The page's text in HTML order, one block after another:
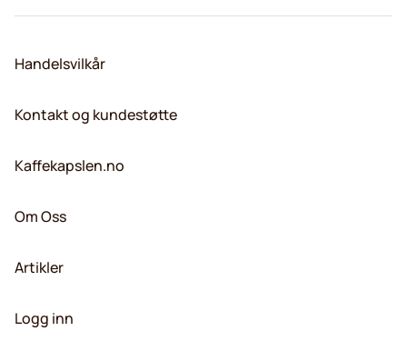
Handelsvilkår
Kontakt og kundestøtte
Kaffekapslen.no
Om Oss
Artikler
Logg inn